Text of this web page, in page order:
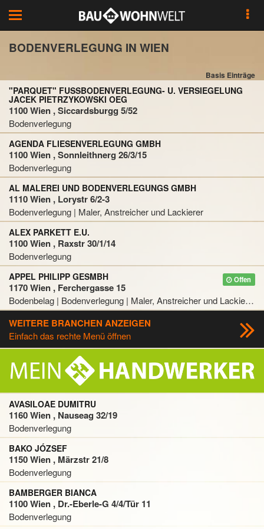
Toggle
navigation
BODENVERLEGUNG IN WIEN
Basis Einträge
"PARQUET" FUSSBODENVERLEGUNG- U. VERSIEGELUNG J
ACEK PIETRZYKOWSKI OEG
1100 Wien , Siccardsburgg 5/52
Bodenverlegung
AGENDA FLIESENVERLEGUNG GMBH
1100 Wien , Sonnleithnerg 26/3/15
Bodenverlegung
AL MALEREI UND BODENVERLEGUNGS GMBH
1110 Wien , Lorystr 6/2-3
Bodenverlegung | Maler, Anstreicher und Lackierer
ALEX PARKETT E.U.
1100 Wien , Raxstr 30/1/14
Bodenverlegung
Offen
APPEL PHILIPP GESMBH
1170 Wien , Ferchergasse 15
Bodenbelag | Bodenverlegung | Maler, Anstreicher und Lackierer | Tapezierer und Dekorateur
WEITERE BRANCHEN ANZEIGEN
Einfach das rechte Menü öffnen
AVASILOAE DUMITRU
1160 Wien , Nauseag 32/19
Bodenverlegung
BAKO JÓZSEF
1150 Wien , Märzstr 21/8
Bodenverlegung
BAMBERGER BIANCA
1100 Wien , Dr.-Eberle-G 4/4/Tür 11
Bodenverlegung